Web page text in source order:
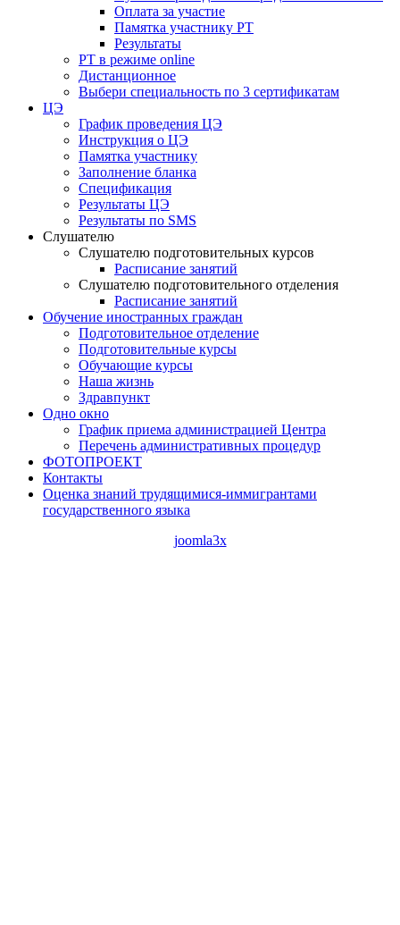
Оплата за участие
Памятка участнику РТ
Результаты
РТ в режиме online
Дистанционное
Выбери специальность по 3 сертификатам
ЦЭ
График проведения ЦЭ
Инструкция о ЦЭ
Памятка участнику
Заполнение бланка
Спецификация
Результаты ЦЭ
Результаты по SMS
Слушателю
Слушателю подготовительных курсов
Расписание занятий
Слушателю подготовительного отделения
Расписание занятий
Обучение иностранных граждан
Подготовительное отделение
Подготовительные курсы
Обучающие курсы
Наша жизнь
Здравпункт
Одно окно
График приема администрацией Центра
Перечень административных процедур
ФОТОПРОЕКТ
Контакты
Оценка знаний трудящимися-иммигрантами
государственного языка
joomla3x